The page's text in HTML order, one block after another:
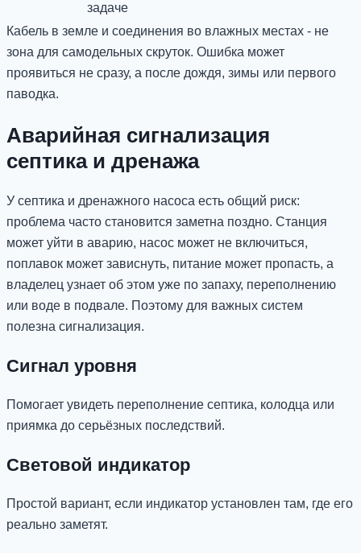
задаче
Кабель в земле и соединения во влажных местах - не
зона для самодельных скруток. Ошибка может
проявиться не сразу, а после дождя, зимы или первого
паводка.
Аварийная сигнализация
септика и дренажа
У септика и дренажного насоса есть общий риск:
проблема часто становится заметна поздно. Станция
может уйти в аварию, насос может не включиться,
поплавок может зависнуть, питание может пропасть, а
владелец узнает об этом уже по запаху, переполнению
или воде в подвале. Поэтому для важных систем
полезна сигнализация.
Сигнал уровня
Помогает увидеть переполнение септика, колодца или
приямка до серьёзных последствий.
Световой индикатор
Простой вариант, если индикатор установлен там, где его
реально заметят.